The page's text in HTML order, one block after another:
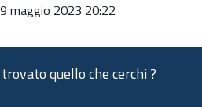
maggio 2023 20:22
quello che cerchi ?